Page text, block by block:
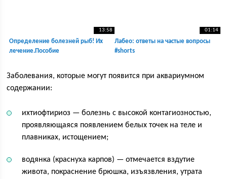
13:58
Определение болезней рыб! Их
лечение.Пособие
01:14
Лабео: ответы на частые вопросы
#shorts
Заболевания, которые могут появится при аквариумном
содержании:
ихтиофтириоз — болезнь с высокой контагиозностью,
проявляющаяся появлением белых точек на теле и
плавниках, истощением;
водянка (краснуха карпов) — отмечается вздутие
живота, покраснение брюшка, изъязвления, утрата